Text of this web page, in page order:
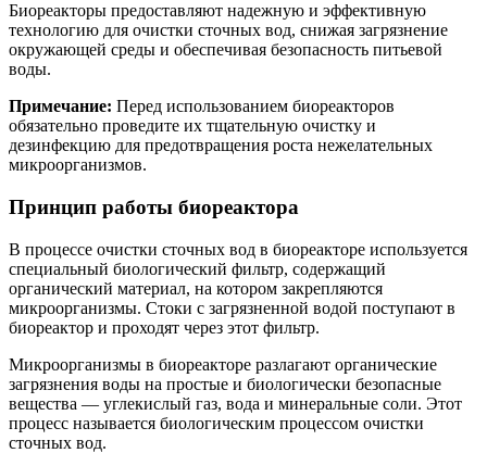
Биореакторы предоставляют надежную и эффективную
технологию для очистки сточных вод, снижая загрязнение
окружающей среды и обеспечивая безопасность питьевой
воды.
Примечание: Перед использованием биореакторов
обязательно проведите их тщательную очистку и
дезинфекцию для предотвращения роста нежелательных
микроорганизмов.
Принцип работы биореактора
В процессе очистки сточных вод в биореакторе используется
специальный биологический фильтр, содержащий
органический материал, на котором закрепляются
микроорганизмы. Стоки с загрязненной водой поступают в
биореактор и проходят через этот фильтр.
Микроорганизмы в биореакторе разлагают органические
загрязнения воды на простые и биологически безопасные
вещества — углекислый газ, вода и минеральные соли. Этот
процесс называется биологическим процессом очистки
сточных вод.